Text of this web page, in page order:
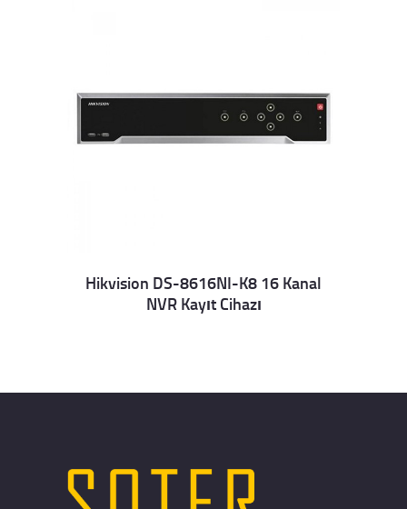
Details
Hikvision DS-8616NI-K8 16 Kanal
NVR Kayıt Cihazı